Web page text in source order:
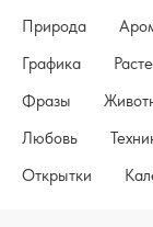
Природа
Графика
Фразы
Любовь
Открытки